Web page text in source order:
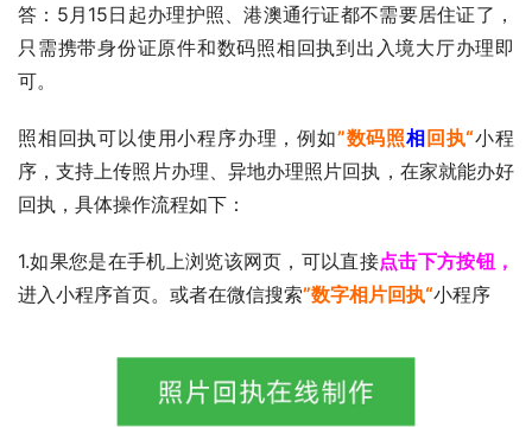
答：5月15日起办理护照、港澳通行证都不需要居住证了，
只需携带身份证原件和数码照相回执到出入境大厅办理即
可。
照相回执可以使用小程序办理，例如”数码照相回执“小程
序，支持上传照片办理、异地办理照片回执，在家就能办好
回执，具体操作流程如下：
1.如果您是在手机上浏览该网页，可以直接点击下方按钮，
进入小程序首页。或者在微信搜索”数字相片回执“小程序